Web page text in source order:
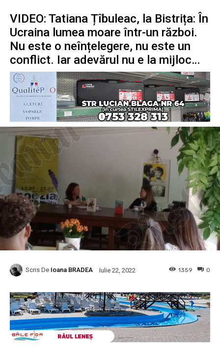
VIDEO: Tatiana Țîbuleac, la Bistrița: În
Ucraina lumea moare într-un război.
Nu este o neînțelegere, nu este un
conflict. Iar adevărul nu e la mijloc…
Scris De Ioana BRADEA Iulie 22, 2022 0
1359